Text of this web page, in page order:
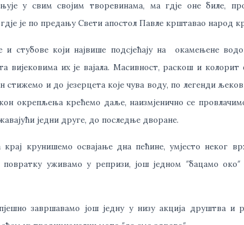
у свим својим творевинама, ма гдје оне биле,
је по предању Свети апостол Павле крштавао народ
и стубове који највише подсјећају на окамењене
вијековима их је вајала. Масивност, раскош и
стижемо и до језерцета које чува воду, по легенди
окрепљења крећемо даље, наизмјенично се
једни друге, до последње дворане.
крај крунишемо освајање дна пећине, умјесто неког
уживамо у репризи, још једном ″бацамо
завршавамо још једну у низу акција друштва и